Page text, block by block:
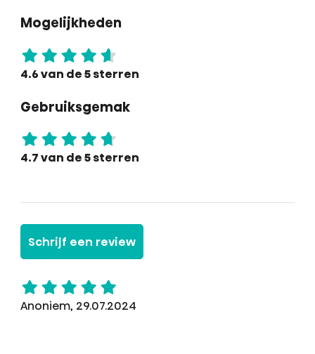
Mogelijkheden
4.6 van de 5 sterren
Gebruiksgemak
4.7 van de 5 sterren
Schrijf een review
Anoniem, 29.07.2024